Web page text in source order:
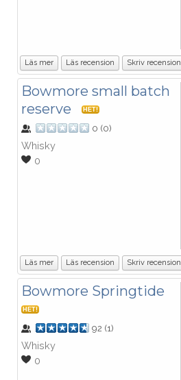
Läs mer Läs recension Skriv recension
Bowmore small batch
reserve
HET!
0 (0)
Whisky
0
Läs mer Läs recension Skriv recension
Bowmore Springtide
HET!
92 (1)
Whisky
0